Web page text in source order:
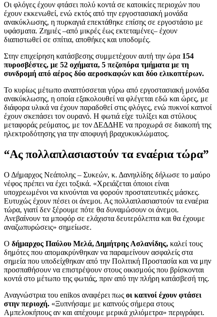
Οι φλόγες έχουν φτάσει πολύ κοντά σε κατοικίες περιοχών που
έχουν εκκενωθεί, ενώ εκτός από την εργοστασιακή μονάδα
ανακύκλωσης, η πυρκαγιά επεκτάθηκε επίσης σε εργοστάσιο με
υφάσματα. Ζημιές –από μικρές έως εκτεταμένες– έχουν
διαπιστωθεί σε σπίτια, αποθήκες και υποδομές.
Στην επιχείρηση κατάσβεσης συμμετέχουν αυτή την ώρα 154
πυροσβέστες, με 52 οχήματα, 5 πεζοπόρα τμήματα με τη
συνδρομή από αέρος δύο αεροσκαφών και δύο ελικοπτέρων.
Το κυρίως μέτωπο αναπτύσσεται γύρω από εργοστασιακή μονάδα
ανακύκλωσης, η οποία εξακολουθεί να φλέγεται εδώ και ώρες, με
διάφορα υλικά να έχουν παραδοθεί στις φλόγες, ενώ πυκνοί καπνοί
έχουν σκεπάσει τον ουρανό. Η φωτιά είχε τυλίξει και στύλους
μεταφοράς ρεύματος, με τον ΔΕΔΔΗΕ να προχωρά σε διακοπή της
ηλεκτροδότησης για την αποφυγή βραχυκυκλώματος.
“Ας πολλαπλασιαστούν τα εναέρια τώρα”
Ο Δήμαρχος Νεάπολης – Συκεών, κ. Δανηιλίδης δήλωσε το μαύρο
νέφος πρέπει να έχει τοξικά. «Χρειάζεται όποιοι είναι
υποχρεωμένοι να κινούνται να φορούν προστατευτικές μάσκες.
Ευτυχώς έχουν πέσει οι άνεμοι. Ας πολλαπλασιαστούν τα εναέρια
τώρα, γιατί δεν ξέρουμε πότε θα δυναμώσουν οι άνεμοι.
Ανεβαίνουν τα μποφόρ σε ελάχιστα δευτερόλεπτα και θα έχουμε
αναζωπυρώσεις» σημείωσε.
Ο δήμαρχος Παύλου Μελά, Δημήτρης Ασλανίδης, καλεί τους
δημότες που απομακρύνθηκαν να παραμείνουν ασφαλείς στα
σημεία που υποδείχθηκαν από την Πολιτική Προστασία και να μην
προσπαθήσουν να επιστρέψουν στους οικισμούς που βρίσκονται
κοντά στο μέτωπο της φωτιάς, πριν από την πλήρη κατάσβεσή της.
Αναγνώστρια του enikos αναφέρει πως οι καπνοί έχουν φτάσει
στην περιοχή. «Ξυπνήσαμε με καπνούς σήμερα στους
Αμπελοκήπους αν και απέχουμε μερικά χιλιόμετρα» περιγράφει.